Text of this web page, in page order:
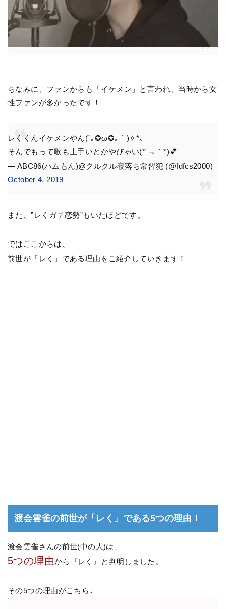
ちなみに、ファンからも「イケメン」と言われ、当時から女
性ファンが多かったです！
レくくんイケメンやん(´｡✪ω✪｡｀)✧*。
そんでもって歌も上手いとかやびゃい(*´﹃｀*)💕
— ABC86(ハムもん)@クルクル寝落ち常習犯 (@fdfcs2000)
October 4, 2019
また、”レくガチ恋勢”もいたほどです。
ではここからは、
前世が「レく」である理由をご紹介していきます！
渡会雲雀の前世が「レく」である5つの理由！
渡会雲雀さんの前世(中の人)は、
5つの理由から『レく』と判明しました。
その5つの理由がこちら↓